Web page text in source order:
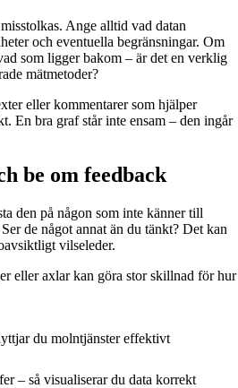
Ange alltid vad datan
och eventuella begränsningar. Om
som ligger bakom – är det en verklig
mätmetoder?
eller kommentarer som hjälper
En bra graf står inte ensam – den ingår
be om feedback
den på någon som inte känner till
de något annat än du tänkt? Det kan
vilseleder.
eller axlar kan göra stor skillnad för hur
du molntjänster effektivt
– så visualiserar du data korrekt